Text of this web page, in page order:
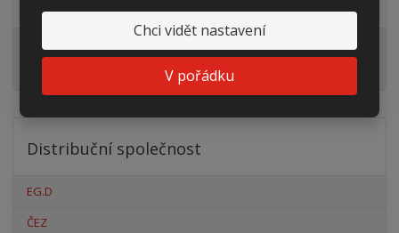
Chci vidět nastavení
V pořádku
Pro fotovoltaiky
Distribuční společnost
EG.D
ČEZ